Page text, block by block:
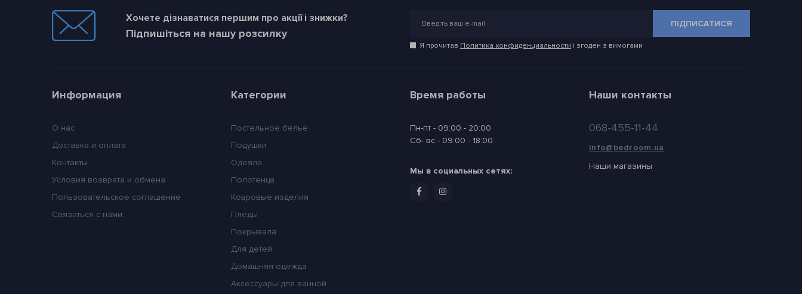
Хочете дізнаватися першим про акції і знижки?
Підпишіться на нашу розсилку
ПІДПИСАТИСЯ
Я прочитав Политика конфиденциальности і згоден з вимогами
Информация
О нас
Доставка и оплата
Контакты
Условия возврата и обмена
Пользовательское соглашение
Связаться с нами
Категории
Постельное белье
Подушки
Одеяла
Полотенца
Ковровые изделия
Пледы
Покрывала
Для детей
Домашняя одежда
Аксессуары для ванной
Время работы
Пн-пт - 09:00 - 20:00
Сб- вс - 09:00 - 18:00
Мы в социальных сетях:
Наши контакты
068-455-11-44
info@bedroom.ua
Наши магазины